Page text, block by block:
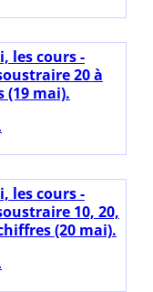
les cours -
20 à
(19 mai).
les cours -
10, 20,
(20 mai).